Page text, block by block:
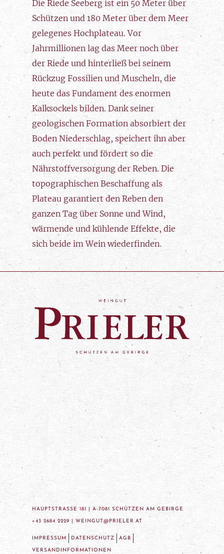
Die Riede Seeberg ist ein 50 Meter über
Schützen und 180 Meter über dem Meer
gelegenes Hochplateau. Vor
Jahrmillionen lag das Meer noch über
der Riede und hinterließ bei seinem
Rückzug Fossilien und Muscheln, die
heute das Fundament des enormen
Kalksockels bilden. Dank seiner
geologischen Formation absorbiert der
Boden Niederschlag, speichert ihn aber
auch perfekt und fördert so die
Nährstoffversorgung der Reben. Die
topographischen Beschaffung als
Plateau garantiert den Reben den
ganzen Tag über Sonne und Wind,
wärmende und kühlende Effekte, die
sich beide im Wein wiederfinden.
HAUPTSTRASSE 181 | A-7081 SCHÜTZEN AM GEBIRGE
+43 2684 2229 | WEINGUT@PRIELER.AT
IMPRESSUM DATENSCHUTZ AGB
VERSANDINFORMATIONEN